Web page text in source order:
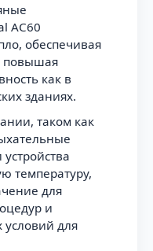
AC60
обеспечивая
повышая
как в
зданиях.
таком как
температуру,
для
и
для